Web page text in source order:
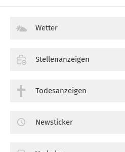
Wetter
Stellenanzeigen
Todesanzeigen
Newsticker